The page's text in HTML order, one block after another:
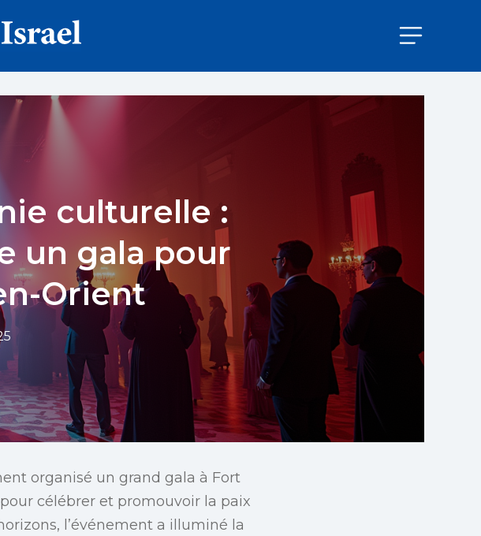
culturelle :
un gala pour
Orient
organisé un grand gala à Fort
célébrer et promouvoir la paix
l’événement a illuminé la